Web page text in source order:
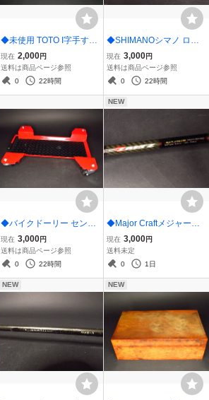
◆未使用 TOTO I字手すり
TS136GU8 80ｃｍ インテ
リアバー
現在 2,000円
送料は商品ページ参照
0
22時間
◆SHIMANOシマノ ロッ
クフィッシュロッド SALT
Y STICK ソルティスティ
ック R606MB
現在 3,000円
送料は商品ページ参照
0
22時間
◆バイクドーリー センタ
ースタンド型 360度
現在 3,000円
送料は商品ページ参照
0
22時間
NEW
◆Major Craftメジャーク
ラフト シーバスロッド Za
ltzザルツ ZAT-1002M
現在 3,000円
送料未定
0
1日
NEW NEW